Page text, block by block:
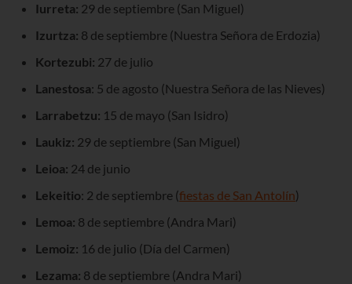
Iurreta: 29 de septiembre (San Miguel)
Izurtza: 8 de septiembre (Nuestra Señora de Erdozia)
Kortezubi: 27 de julio
Lanestosa: 5 de agosto (Nuestra Señora de las Nieves)
Larrabetzu: 15 de mayo (San Isidro)
Laukiz: 29 de septiembre (San Miguel)
Leioa: 24 de junio
Lekeitio: 2 de septiembre (fiestas de San Antolín)
Lemoa: 8 de septiembre (Andra Mari)
Lemoiz: 16 de julio (Día del Carmen)
Lezama: 8 de septiembre (Andra Mari)